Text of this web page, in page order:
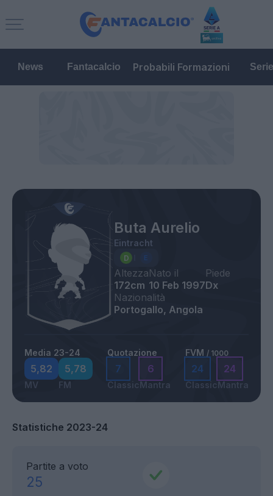
News Fantacalcio Probabili Formazioni
Buta Aurelio
Eintracht
Altezza
172cm
Nato il
10 Feb 1997
Piede
Dx
Nazionalità
Portogallo, Angola
Media 23-24
5,82
MV
5,78
FM
Quotazione
7
Classic
6
Mantra
FVM / 1000
24
Classic
24
Mantra
Statistiche 2023-24
Partite a voto
25